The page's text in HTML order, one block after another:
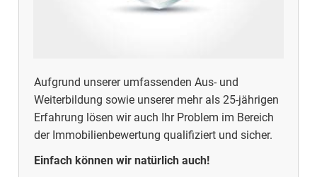
Aufgrund unserer umfassenden Aus- und
Weiterbildung sowie unserer mehr als 25-jährigen
Erfahrung lösen wir auch Ihr Problem im Bereich
der Immobilienbewertung qualifiziert und sicher.
Einfach können wir natürlich auch!